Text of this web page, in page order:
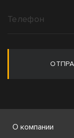
О компании